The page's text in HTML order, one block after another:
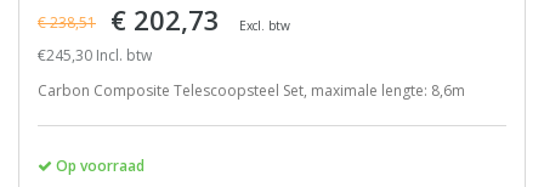
€ 238,51 € 202,73 Excl. btw
€245,30 Incl. btw
Carbon Composite Telescoopsteel Set, maximale lengte: 8,6m
Op voorraad